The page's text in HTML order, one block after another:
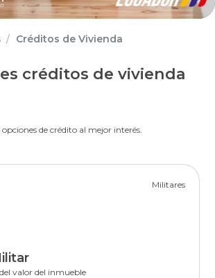
Sueldo en Línea Nuevo
Civil
de Consolidación
de Deudas
en Línea
Rentaplazos
Créditos de Vivienda
créditos de vivienda
opciones de crédito al mejor interés.
Militares
valor del inmueble